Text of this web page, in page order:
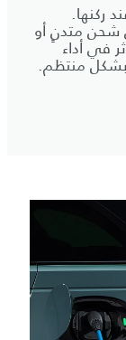
ركنها.
شحن متدنٍ أو
في أداء
بشكل منتظم.